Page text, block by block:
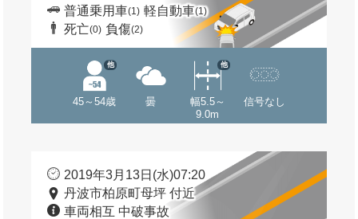
普通乗用車(1) 軽自動車(1)
死亡(0) 負傷(2)
45～54歳
他
曇
幅5.5～
9.0m
他
信号なし
2019年3月13日(水)07:20
丹波市柏原町母坪 付近
車両相互 中破事故